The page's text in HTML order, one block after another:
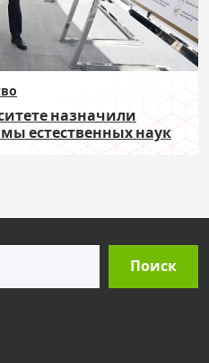
назначили
естественных наук
Поиск